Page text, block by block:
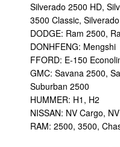
Silverado 2500 HD,
3500 Classic,
DODGE: Ram 2500,
DONHFENG: Mengshi
FFORD: E-150
GMC: Savana 2500,
Suburban 2500
HUMMER: H1, H2
NISSAN: NV Cargo,
RAM: 2500, 3500,